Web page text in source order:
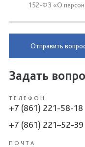
152-ФЗ «О
Отправить
Задать
ТЕЛЕФОН
+7 (861) 221-58-18
+7 (861) 221–52-39
ПОЧТА